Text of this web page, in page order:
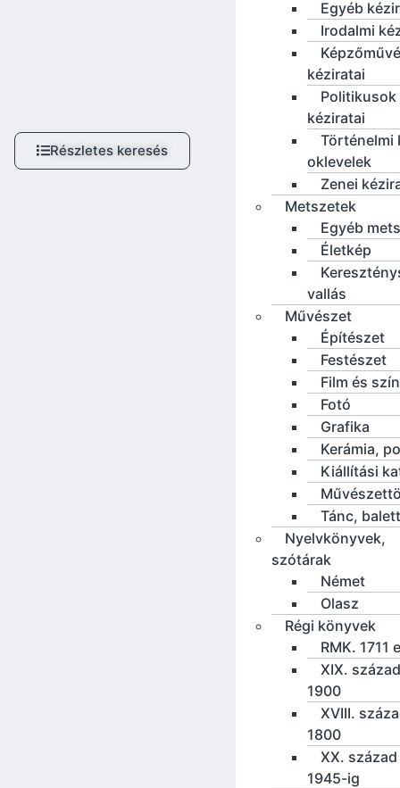
Részletes keresés
Egyéb
Irodalmi
kéziratai
Politikusok
kéziratai
Történelmi
oklevelek
Zenei
Metszetek
Egyéb
Életkép
vallás
Művészet
Építészet
Festészet
Film és
Fotó
Grafika
Kerámia,
Kiállítási
Tánc, balett
Nyelvkönyvek,
szótárak
Német
Olasz
Régi könyvek
RMK. 1711
XIX.
1900
XVIII.
1800
XX.
1945-ig